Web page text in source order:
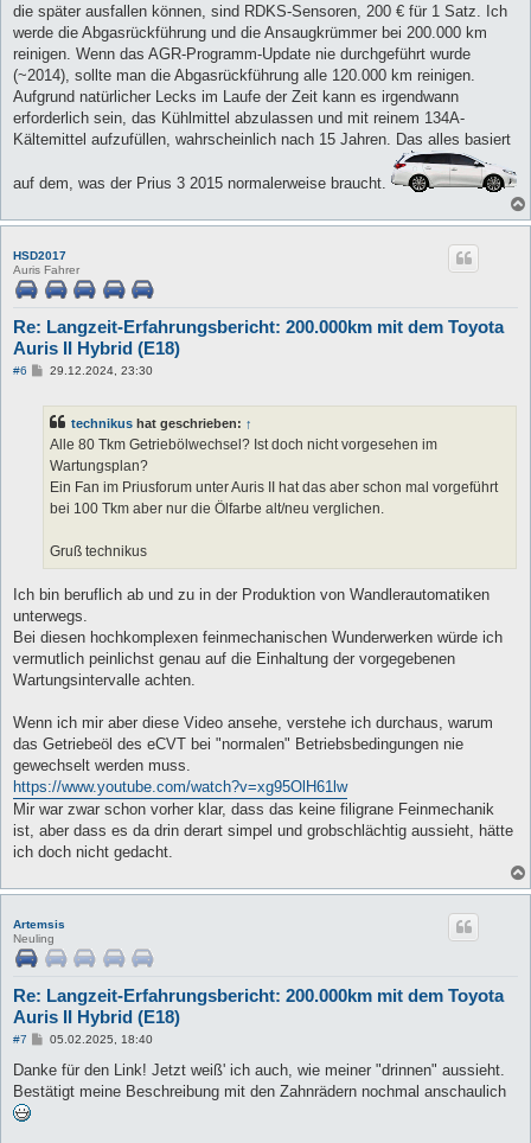
die später ausfallen können, sind RDKS-Sensoren, 200 € für 1 Satz. Ich
werde die Abgasrückführung und die Ansaugkrümmer bei 200.000 km
reinigen. Wenn das AGR-Programm-Update nie durchgeführt wurde
(~2014), sollte man die Abgasrückführung alle 120.000 km reinigen.
Aufgrund natürlicher Lecks im Laufe der Zeit kann es irgendwann
erforderlich sein, das Kühlmittel abzulassen und mit reinem 134A-
Kältemittel aufzufüllen, wahrscheinlich nach 15 Jahren. Das alles basiert
auf dem, was der Prius 3 2015 normalerweise braucht.
HSD2017
Auris Fahrer
Re: Langzeit-Erfahrungsbericht: 200.000km mit dem Toyota
Auris II Hybrid (E18)
#6
B29.12.2024, 23:30
technikus hat geschrieben: ↑
Alle 80 Tkm Getriebölwechsel? Ist doch nicht vorgesehen im
Wartungsplan?
Ein Fan im Priusforum unter Auris II hat das aber schon mal vorgeführt
bei 100 Tkm aber nur die Ölfarbe alt/neu verglichen.
Gruß technikus
Ich bin beruflich ab und zu in der Produktion von Wandlerautomatiken
unterwegs.
Bei diesen hochkomplexen feinmechanischen Wunderwerken würde ich
vermutlich peinlichst genau auf die Einhaltung der vorgegebenen
Wartungsintervalle achten.
Wenn ich mir aber diese Video ansehe, verstehe ich durchaus, warum
das Getriebeöl des eCVT bei "normalen" Betriebsbedingungen nie
gewechselt werden muss.
https://www.youtube.com/watch?v=xg95OlH61lw
Mir war zwar schon vorher klar, dass das keine filigrane Feinmechanik
ist, aber dass es da drin derart simpel und grobschlächtig aussieht, hätte
ich doch nicht gedacht.
Artemsis
Neuling
Re: Langzeit-Erfahrungsbericht: 200.000km mit dem Toyota
Auris II Hybrid (E18)
#7
B
i
r
05.02.2025, 18:40
Danke für den Link! Jetzt weiß' ich auch, wie meiner "drinnen" aussieht.
Bestätigt meine Beschreibung mit den Zahnrädern nochmal anschaulich